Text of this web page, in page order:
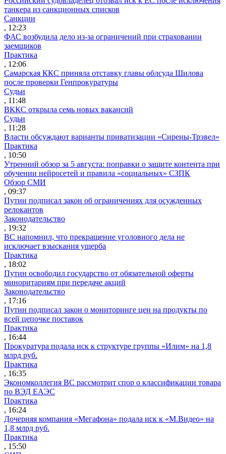
танкера из санкционных списков
Санкции
, 12:23
ФАС возбудила дело из-за ограничений при страховании
заемщиков
Практика
, 12:06
Самарская ККС приняла отставку главы облсуда Шилова
после проверки Генпрокуратуры
Судьи
, 11:48
ВККС открыла семь новых вакансий
Судьи
, 11:28
Власти обсуждают варианты приватизации «Сирены-Трэвел»
Практика
, 10:50
Утренний обзор за 5 августа: поправки о защите контента при
обучении нейросетей и правила «социальных» СЗПК
Обзор СМИ
, 09:37
Путин подписал закон об ограничениях для осужденных
релокантов
Законодательство
, 19:32
ВС напомнил, что прекращение уголовного дела не
исключает взыскания ущерба
Практика
, 18:02
Путин освободил государство от обязательной оферты
миноритариям при передаче акций
Законодательство
, 17:16
Путин подписал закон о мониторинге цен на продукты по
всей цепочке поставок
Практика
, 16:44
Прокуратура подала иск к структуре группы «Илим» на 1,8
млрд руб.
Практика
, 16:35
Экономколлегия ВС рассмотрит спор о классификации товара
по ВЭД ЕАЭС
Практика
, 16:24
Дочерняя компания «Мегафона» подала иск к «М.Видео» на
1,8 млрд руб.
Практика
, 15:50